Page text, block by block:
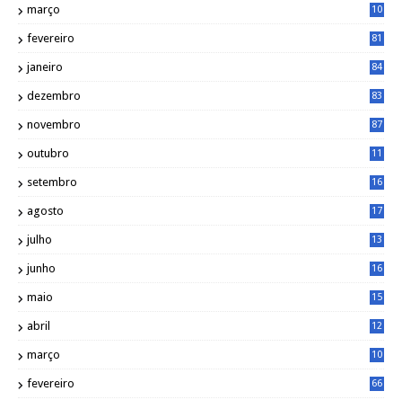
março
10
fevereiro 81
janeiro 84
dezembro 83
novembro 87
outubro
11
setembro
16
agosto
17
julho
13
junho
16
maio
15
abril
12
março
10
fevereiro 66